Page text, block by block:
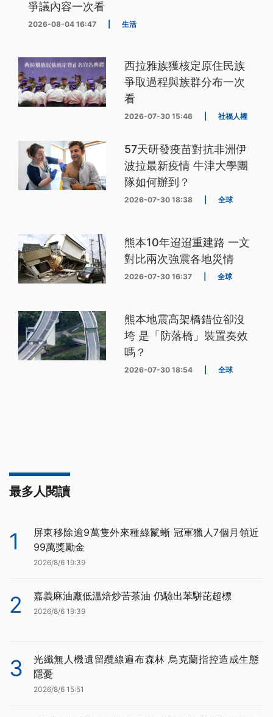
爭議內容一次看
2026-08-04 16:47 生活
西拉雅族獲核定原住民族
爭取過程與族群分布一次
看
2026-07-30 15:46 社福人權
57天研發疫苗對抗非洲伊
波拉最新疫情 牛津大學團
隊如何辦到？
2026-07-30 18:38 全球
熊本10年迢迢重建路 一文
對比兩次強震各地災情
2026-07-30 16:37 全球
熊本地震高架橋錯位卻沒
垮 是「防落橋」裝置奏效
嗎？
2026-07-30 18:54 全球
最多人閱讀
1
屏東移除逾9萬隻外來種綠鬣蜥 冠軍獵人7個月領近
99萬獎勵金
2026/8/6 19:39
2 嘉義麻油廠低溫焙炒苦茶油 仍驗出苯駢芘超標
2026/8/6 19:39
3
光纖無人機遺留纜線遍布森林 烏克蘭指控造成生態
隱憂
2026/8/6 15:51